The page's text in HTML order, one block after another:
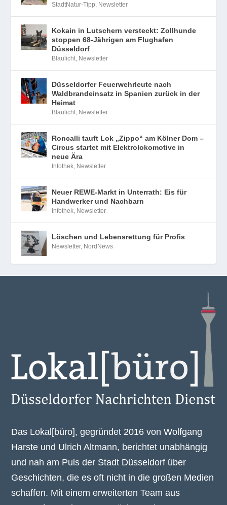
StadtNatur-Tipp, Newsletter
Kokain in Lutschern versteckt: Zollhunde
stoppen 68-Jährigen am Flughafen
Düsseldorf
Blaulicht, Newsletter
Düsseldorfer Feuerwehrleute nach
Waldbrandeinsatz in Spanien zurück in der
Heimat
Blaulicht, Newsletter
Roncalli tauft Lok „Zippo“ am Kölner Dom –
Circus startet mit Elektrolokomotive in
neue Ära
Infothek, Newsletter
Neuer REWE-Markt in Unterrath: Eis für
Handwerker und Nachbarn
Infothek, Newsletter
Löschen und Lebensrettung für Profis
Newsletter, NordNews
Das Lokal[büro], gegründet 2016 von Wolfgang
Harste und Ulrich Altmann, berichtet unabhängig
und nah am Puls der Stadt Düsseldorf über
Geschichten, die es oft nicht in die großen Medien
schaffen. Mit einem erweiterten Team aus